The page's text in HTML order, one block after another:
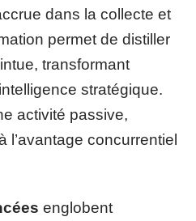
dans la collecte et
permet de distiller
transformant
stratégique.
activité passive,
l’avantage concurrentiel
englobent